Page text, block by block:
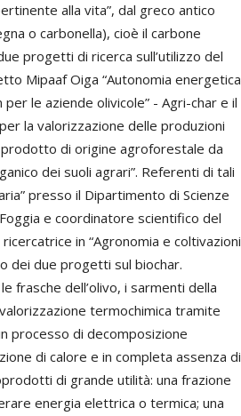
alla vita”, dal greco antico
o carbonella), cioè il carbone
progetti di ricerca sull’utilizzo del
Mipaaf Oiga “Autonomia energetica
le aziende olivicole” - Agri-char e il
la valorizzazione delle produzioni
prodotto di origine agroforestale da
dei suoli agrari”. Referenti di tali
presso il Dipartimento di Scienze
e coordinatore scientifico del
in “Agronomia e coltivazioni
dei due progetti sul biochar.
frasche dell’olivo, i sarmenti della
termochimica tramite
processo di decomposizione
di calore e in completa assenza di
di grande utilità: una frazione
energia elettrica o termica; una